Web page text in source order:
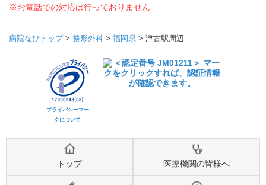
※お電話での対応は行っておりません
病院なびトップ> 整形外科 > 福岡県 > 津古駅周辺
プライバシーマー
クについて
トップ 医療機関の皆様へ